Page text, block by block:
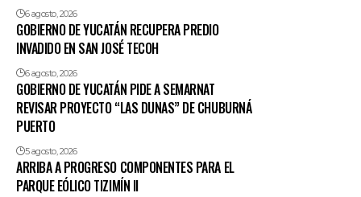
6 agosto, 2026
GOBIERNO DE YUCATÁN RECUPERA PREDIO
INVADIDO EN SAN JOSÉ TECOH
6 agosto, 2026
GOBIERNO DE YUCATÁN PIDE A SEMARNAT
REVISAR PROYECTO “LAS DUNAS” DE CHUBURNÁ
PUERTO
5 agosto, 2026
ARRIBA A PROGRESO COMPONENTES PARA EL
PARQUE EÓLICO TIZIMÍN II